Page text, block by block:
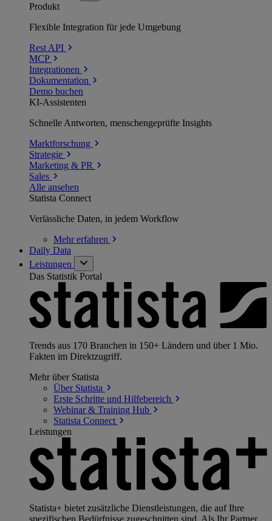
Produkt
Flexible Integration für jede Umgebung
Rest API
MCP
Integrationen
Dokumentation
Demo buchen
KI-Assistenten
Schnelle Antworten, menschengeprüfte Insights
Marktforschung
Strategie
Marketing & PR
Sales
Alle ansehen
Statista Connect
Verlässliche Daten, in jedem Workflow
Mehrerfahren
Daily Data
Leistungen
Das Statistik Portal
Trends aus 170 Branchen in 150+ Ländern und über 1 Mio.
Fakten im Direktzugriff.
Mehr über Statista
Über Statista
Erste Schritte und Hilfebereich
Webinar & Training Hub
Statista Connect
Leistungen
Statista+ bietet zusätzliche Dienstleistungen, die auf Ihre
spezifischen Bedürfnisse zugeschnitten sind. Als Ihr Partner